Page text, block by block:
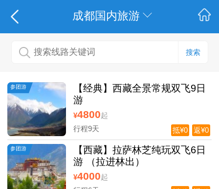
成都国内旅游
搜索
参团游
【经典】西藏全景常规双飞9日
游
¥4800起
行程9天
返¥0
抵¥0
参团游
【西藏】拉萨林芝纯玩双飞6日
游 （拉进林出）
¥4000起